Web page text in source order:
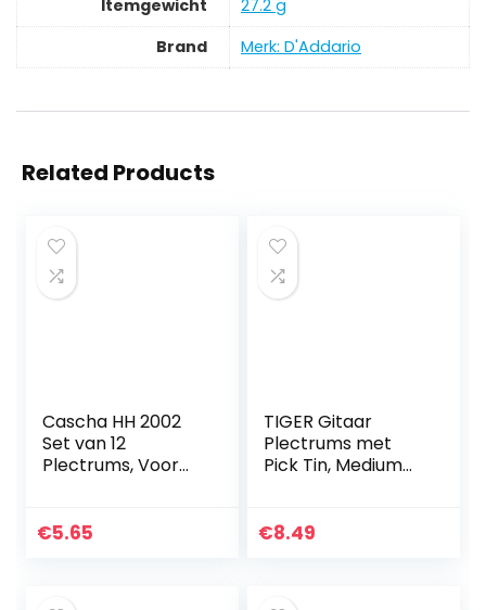
Itemgewicht
‎27.2 g
Brand
Merk: D'Addario
Related Products
Cascha HH 2002
Set van 12
Plectrums, Voor
Ukelele, Bas,
€5.65
TIGER Gitaar
Plectrums met
Pick Tin, Medium
12 Gevarieerd
€8.49